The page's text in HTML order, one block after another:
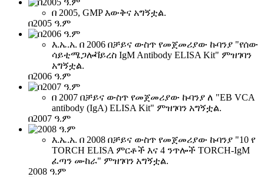
በ 2005, GMP እውቅና አግኝቷል.
በ2005 ዓ.ም
እ.ኤ.አ. በ 2006 በቻይና ውስጥ የመጀመሪያው ኩባንያ "የሰው
ሳይቲሜጋሎቫይረስ IgM Antibody ELISA Kit" ምዝገባን
አግኝቷል.
በ2006 ዓ.ም
በ 2007 በቻይና ውስጥ የመጀመሪያው ኩባንያ ለ "EB VCA
antibody (IgA) ELISA Kit" ምዝገባን አግኝቷል.
በ2007 ዓ.ም
እ.ኤ.አ. በ 2008 በቻይና ውስጥ የመጀመሪያው ኩባንያ "10 የ
TORCH ELISA ምርቶች እና 4 ንጥሎች TORCH-IgM
ፈጣን ሙከራ" ምዝገባን አግኝቷል.
2008 ዓ.ም